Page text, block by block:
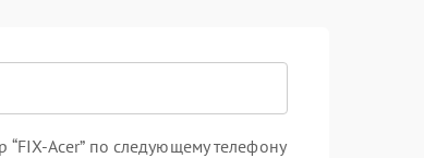
Acer” по следующему телефону